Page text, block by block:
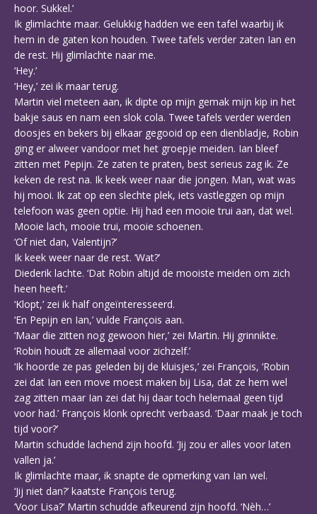
hoor. Sukkel.’
Ik glimlachte maar. Gelukkig hadden we een tafel waarbij ik
hem in de gaten kon houden. Twee tafels verder zaten Ian en
de rest. Hij glimlachte naar me.
‘Hey.’
‘Hey,’ zei ik maar terug.
Martin viel meteen aan, ik dipte op mijn gemak mijn kip in het
bakje saus en nam een slok cola. Twee tafels verder werden
doosjes en bekers bij elkaar gegooid op een dienbladje, Robin
ging er alweer vandoor met het groepje meiden. Ian bleef
zitten met Pepijn. Ze zaten te praten, best serieus zag ik. Ze
keken de rest na. Ik keek weer naar die jongen. Man, wat was
hij mooi. Ik zat op een slechte plek, iets vastleggen op mijn
telefoon was geen optie. Hij had een mooie trui aan, dat wel.
Mooie lach, mooie trui, mooie schoenen.
‘Of niet dan, Valentijn?’
Ik keek weer naar de rest. ‘Wat?’
Diederik lachte. ‘Dat Robin altijd de mooiste meiden om zich
heen heeft.’
‘Klopt,’ zei ik half ongeïnteresseerd.
‘En Pepijn en Ian,’ vulde François aan.
‘Maar die zitten nog gewoon hier,’ zei Martin. Hij grinnikte.
‘Robin houdt ze allemaal voor zichzelf.’
‘Ik hoorde ze pas geleden bij de kluisjes,’ zei François, ‘Robin
zei dat Ian een move moest maken bij Lisa, dat ze hem wel
zag zitten maar Ian zei dat hij daar toch helemaal geen tijd
voor had.’ François klonk oprecht verbaasd. ‘Daar maak je toch
tijd voor?’
Martin schudde lachend zijn hoofd. ‘Jij zou er alles voor laten
vallen ja.’
Ik glimlachte maar, ik snapte de opmerking van Ian wel.
‘Jij niet dan?’ kaatste François terug.
‘Voor Lisa?’ Martin schudde afkeurend zijn hoofd. ‘Nèh…’